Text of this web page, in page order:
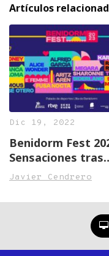
Artículos
Dic 19, 2022
Benidorm Fest
Sensaciones tras
primera escucha,
Javier Cendrero